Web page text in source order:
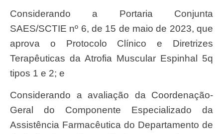
Considerando a Portaria Conjunta
SAES/SCTIE nº 6, de 15 de maio de 2023, que
aprova o Protocolo Clínico e Diretrizes
Terapêuticas da Atrofia Muscular Espinhal 5q
tipos 1 e 2; e
Considerando a avaliação da Coordenação-
Geral do Componente Especializado da
Assistência Farmacêutica do Departamento de